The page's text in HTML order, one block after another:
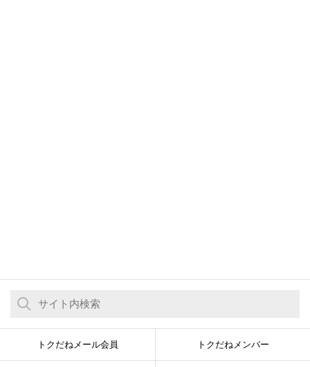
トクだねメール会員 トクだねメンバー